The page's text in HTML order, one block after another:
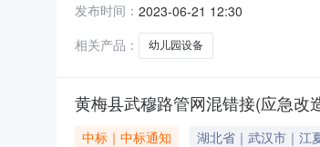
读次数：一、项目编号
发布时间： 2023-06-21 12:30
相关产品：
幼儿园设备
黄梅县武穆路管网混错接(应急改
中标｜中标通知
湖北省｜武汉市｜江